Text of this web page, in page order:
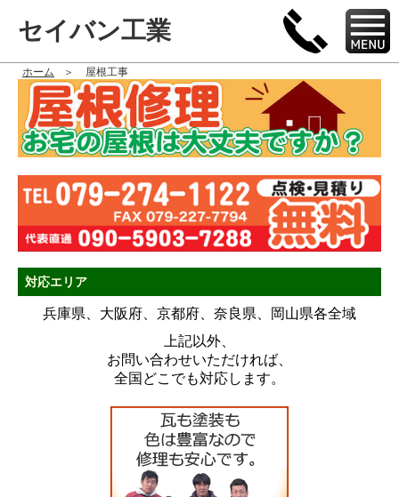
セイバン工業
ホーム 屋根工事
対応エリア
兵庫県、大阪府、京都府、奈良県、岡山県各全域
上記以外、
お問い合わせいただければ、
全国どこでも対応します。